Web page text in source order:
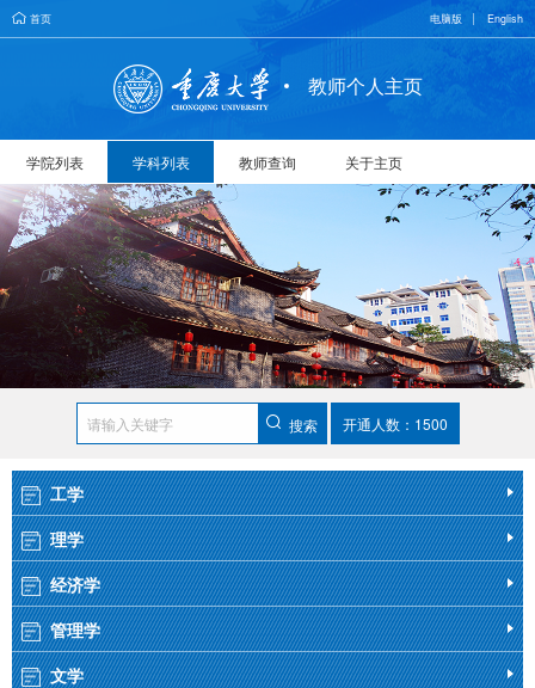
首页 电脑版 English
教师个人主页
学院列表 学科列表 教师查询 关于主页
搜索 开通人数：1500
工学
理学
经济学
管理学
文学